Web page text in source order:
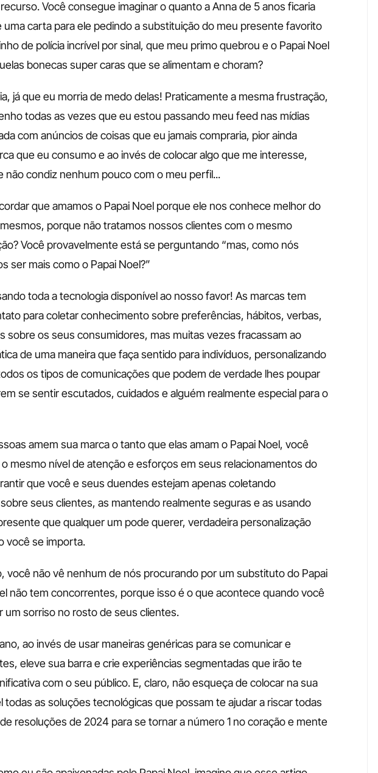
Você consegue imaginar o quanto a Anna de 5 anos ficaria
carta para ele pedindo a substituição do meu presente favorito
de polícia incrível por sinal, que meu primo quebrou e o Papai Noel
bonecas super caras que se alimentam e choram?
já que eu morria de medo delas! Praticamente a mesma frustração,
todas as vezes que eu estou passando meu feed nas mídias
com anúncios de coisas que eu jamais compraria, pior ainda
que eu consumo e ao invés de colocar algo que me interesse,
não condiz nenhum pouco com o meu perfil...
que amamos o Papai Noel porque ele nos conhece melhor do
porque não tratamos nossos clientes com o mesmo
Você provavelmente está se perguntando “mas, como nós
ser mais como o Papai Noel?”
toda a tecnologia disponível ao nosso favor! As marcas tem
para coletar conhecimento sobre preferências, hábitos, verbas,
sobre os seus consumidores, mas muitas vezes fracassam ao
de uma maneira que faça sentido para indivíduos, personalizando
os tipos de comunicações que podem de verdade lhes poupar
se sentir escutados, cuidados e alguém realmente especial para o
amem sua marca o tanto que elas amam o Papai Noel, você
mesmo nível de atenção e esforços em seus relacionamentos do
que você e seus duendes estejam apenas coletando
seus clientes, as mantendo realmente seguras e as usando
que qualquer um pode querer, verdadeira personalização
você se importa.
você não vê nenhum de nós procurando por um substituto do Papai
não tem concorrentes, porque isso é o que acontece quando você
um sorriso no rosto de seus clientes.
ao invés de usar maneiras genéricas para se comunicar e
eleve sua barra e crie experiências segmentadas que irão te
com o seu público. E, claro, não esqueça de colocar na sua
todas as soluções tecnológicas que possam te ajudar a riscar todas
resoluções de 2024 para se tornar a número 1 no coração e mente